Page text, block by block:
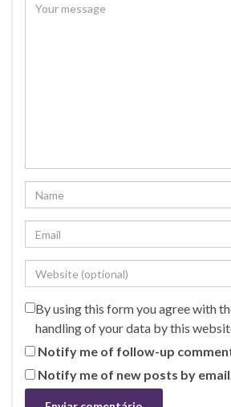
By using this form you agree with
handling of your data by this
Notify me of follow-up
Notify me of new posts by